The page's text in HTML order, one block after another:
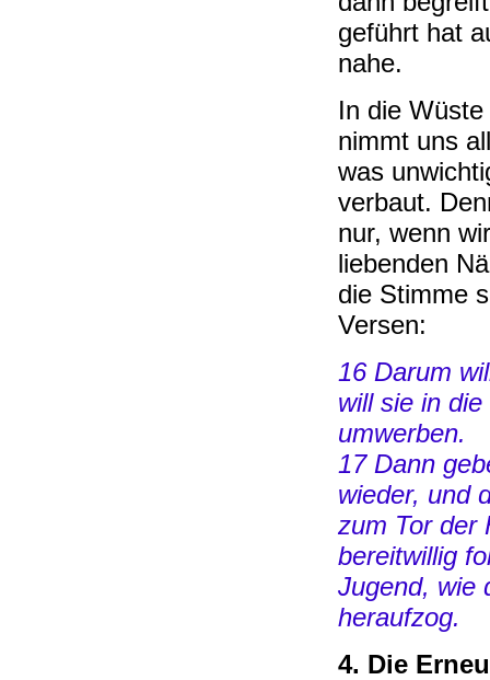
geführt hat
nahe.
In die
nimmt uns
was
verbaut.
nur, wenn
liebenden
die Stimme
Versen:
16 Darum
will sie in
umwerben.
17 Dann
wieder, und
zum Tor der
bereitwillig
Jugend, wie
heraufzog.
4. Die